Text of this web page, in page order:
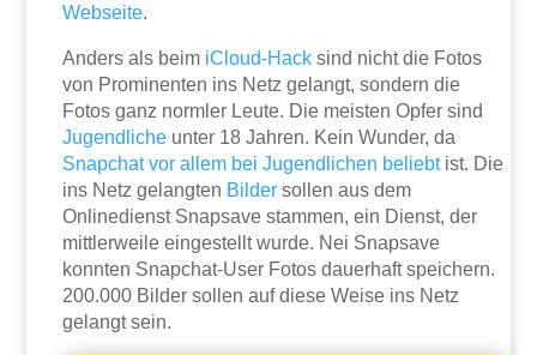
Webseite.
Anders als beim iCloud-Hack sind nicht die Fotos
von Prominenten ins Netz gelangt, sondern die
Fotos ganz normler Leute. Die meisten Opfer sind
Jugendliche unter 18 Jahren. Kein Wunder, da
Snapchat vor allem bei Jugendlichen beliebtist. Die
ins Netz gelangten Bilder sollen aus dem
Onlinedienst Snapsave stammen, ein Dienst, der
mittlerweile eingestellt wurde. Nei Snapsave
konnten Snapchat-User Fotos dauerhaft speichern.
200.000 Bilder sollen auf diese Weise ins Netz
gelangt sein.